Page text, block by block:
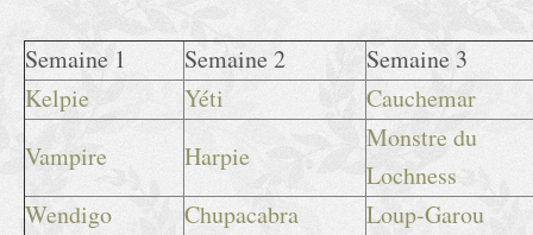
Semaine 1 Semaine 2
Semaine 3
Kelpie
Yéti
Cauchemar
Vampire
Harpie
Monstre du
Lochness
Wendigo
Chupacabra
Loup-Garou